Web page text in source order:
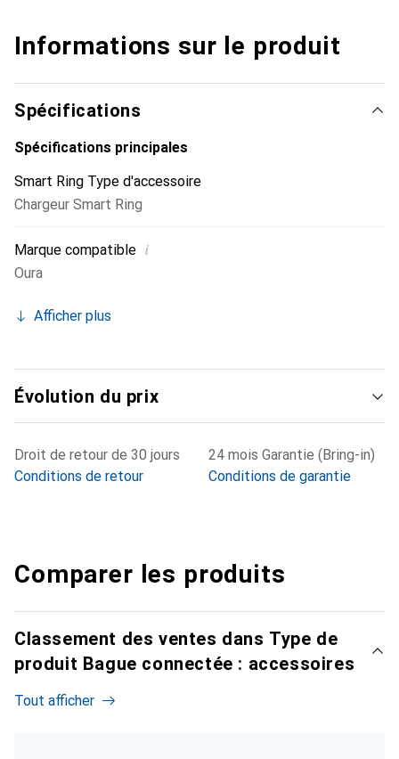
Informations sur le produit
Spécifications
Spécifications principales
Smart Ring Type d'accessoire
Chargeur Smart Ring
Marque compatible i
Oura
Afficher plus
Évolution du prix
Droit de retour de 30 jours
Conditions de retour
24 mois Garantie (Bring-in)
Conditions de garantie
Comparer les produits
Classement des ventes dans Type de
produit Bague connectée : accessoires
Tout afficher